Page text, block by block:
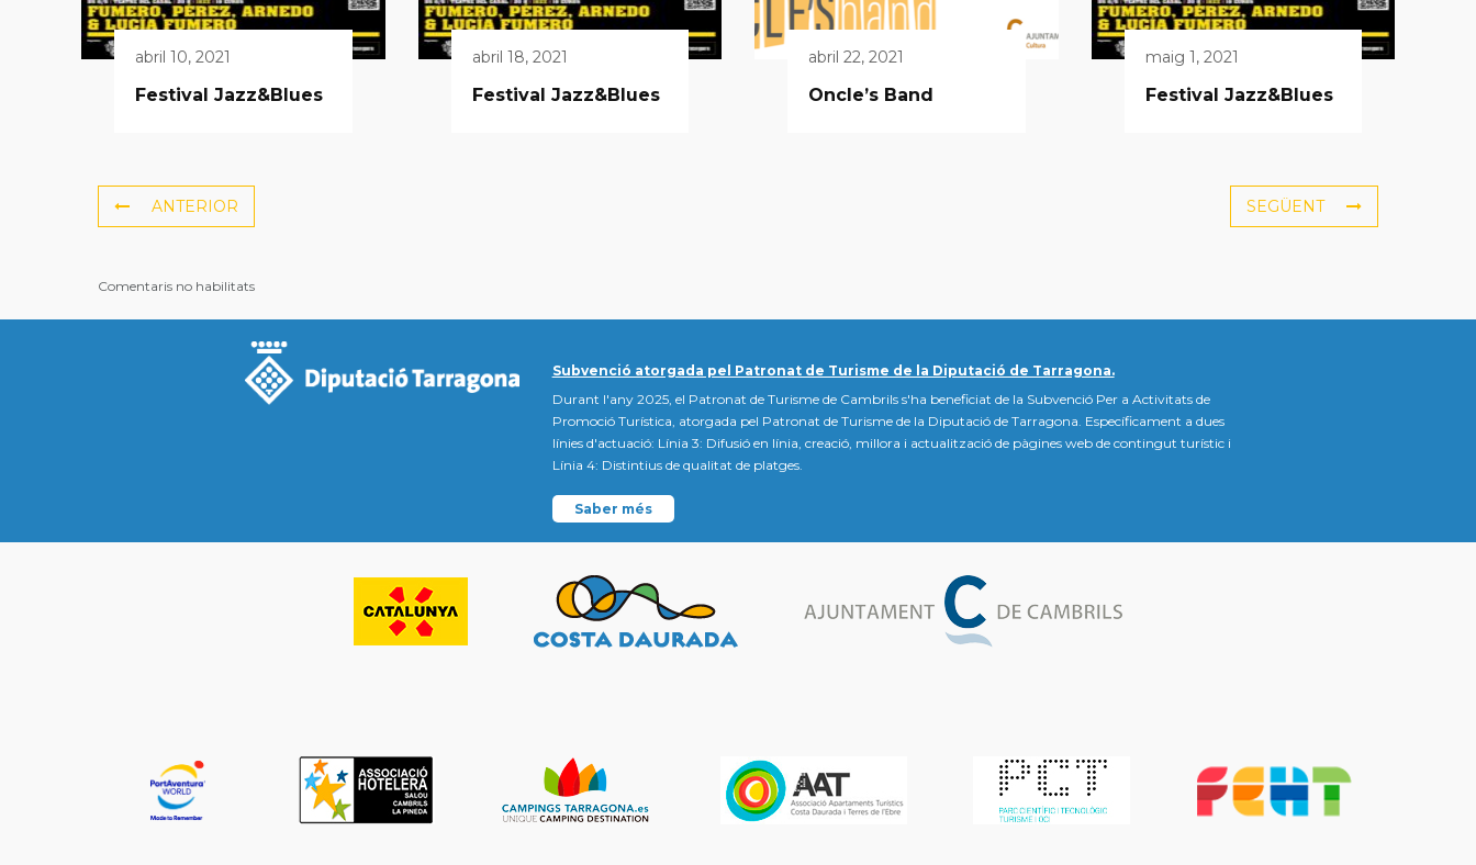
abril 10, 2021
Festival Jazz&Blues
abril 18, 2021
Festival Jazz&Blues
abril 22, 2021
Oncle’s Band
maig 1, 2021
Festival Jazz&Blues
ANTERIOR SEGÜENT
Comentaris no habilitats
Subvenció atorgada pel Patronat de Turisme de la Diputació de Tarragona.
Durant l'any 2025, el Patronat de Turisme de Cambrils s'ha beneficiat de la Subvenció Per a Activitats de
Promoció Turística, atorgada pel Patronat de Turisme de la Diputació de Tarragona. Específicament a dues
línies d'actuació: Línia 3: Difusió en línia, creació, millora i actualització de pàgines web de contingut turístic i
Línia 4: Distintius de qualitat de platges.
Saber més